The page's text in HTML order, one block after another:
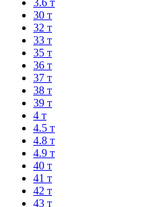
3.6 т
30 т
32 т
33 т
35 т
36 т
37 т
38 т
39 т
4 т
4.5 т
4.8 т
4.9 т
40 т
41 т
42 т
43 т